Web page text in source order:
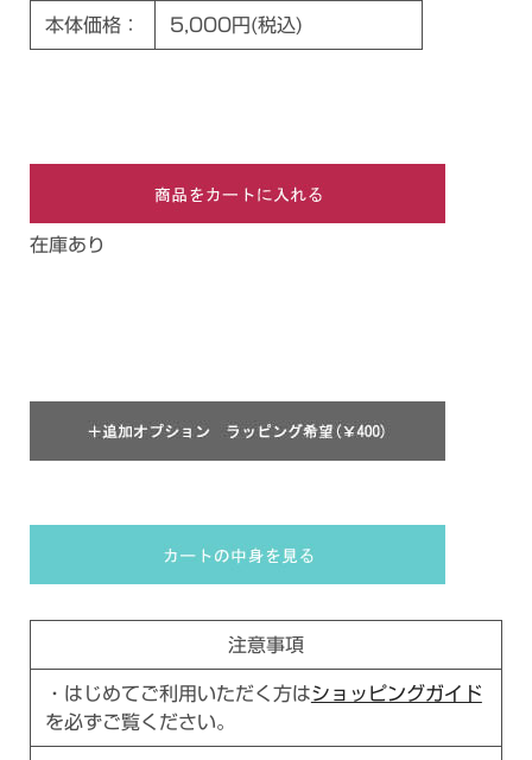
本体価格： 5,000円(税込)
在庫あり
注意事項
・はじめてご利用いただく方はショッピングガイド
を必ずご覧ください。